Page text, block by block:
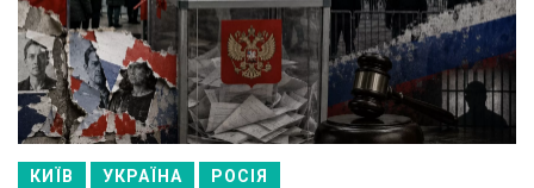
КИЇВ УКРАЇНА РОСІЯ